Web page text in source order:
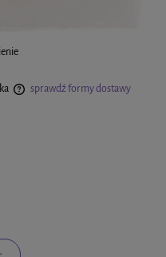
sprawdź formy dostawy